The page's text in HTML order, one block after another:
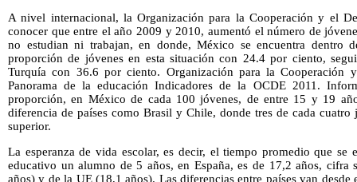
A nivel internacional, la Organización para la Cooperación y el
conocer que entre el año 2009 y 2010, aumentó el número de
no estudian ni trabajan, en donde, México se encuentra dentro
proporción de jóvenes en esta situación con 24.4 por ciento,
Turquía con 36.6 por ciento. Organización para la Cooperación
Panorama de la educación Indicadores de la OCDE 2011.
proporción, en México de cada 100 jóvenes, de entre 15 y 19
diferencia de países como Brasil y Chile, donde tres de cada cuatro
superior.
La esperanza de vida escolar, es decir, el tiempo promedio que se
educativo un alumno de 5 años, en España, es de 17,2 años,
años) y de la UE (18,1 años). Las diferencias entre países van